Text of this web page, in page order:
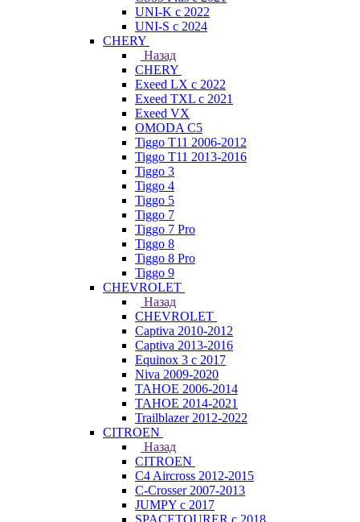
UNI-K с 2022
UNI-S с 2024
CHERY
Назад
CHERY
Exeed LX с 2022
Exeed TXL с 2021
Exeed VX
OMODA C5
Tiggo T11 2006-2012
Tiggo T11 2013-2016
Tiggo 3
Tiggo 4
Tiggo 5
Tiggo 7
Tiggo 7 Pro
Tiggo 8
Tiggo 8 Pro
Tiggo 9
CHEVROLET
Назад
CHEVROLET
Captiva 2010-2012
Captiva 2013-2016
Equinox 3 с 2017
Niva 2009-2020
TAHOE 2006-2014
TAHOE 2014-2021
Trailblazer 2012-2022
CITROEN
Назад
CITROEN
C4 Aircross 2012-2015
C-Crosser 2007-2013
JUMPY с 2017
SPACETOURER с 2018